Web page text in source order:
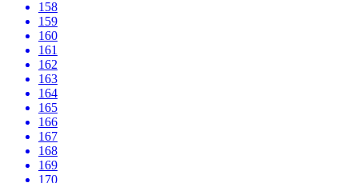
158
159
160
161
162
163
164
165
166
167
168
169
170